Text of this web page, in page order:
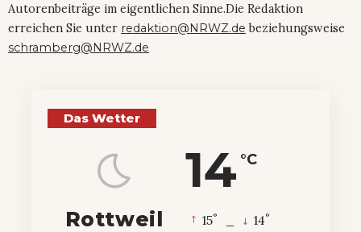
Autorenbeiträge im eigentlichen Sinne.Die Redaktion
erreichen Sie unter redaktion@NRWZ.de beziehungsweise
schramberg@NRWZ.de
Das Wetter
14 °C
Rottweil 15° 14°